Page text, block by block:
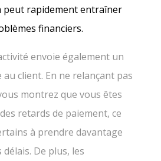
peut rapidement entraîner
financiers.
envoie également un
au client. En ne relançant pas
montrez que vous êtes
retards de paiement, ce
à prendre davantage
De plus, les